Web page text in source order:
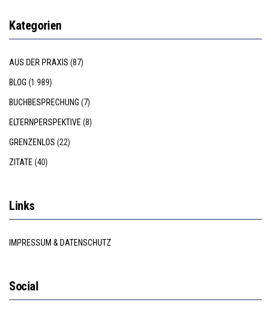
Kategorien
AUS DER PRAXIS (87)
BLOG (1.989)
BUCHBESPRECHUNG (7)
ELTERNPERSPEKTIVE (8)
GRENZENLOS (22)
ZITATE (40)
Links
IMPRESSUM & DATENSCHUTZ
Social